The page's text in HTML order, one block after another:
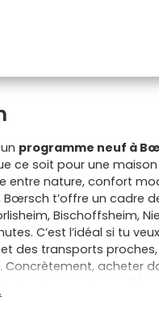
programme neuf à
ce soit pour une
entre nature, confort
Bœrsch t’offre un cadre
Bischoffsheim,
C’est l’idéal si tu
des transports proches,
Concrètement, acheter
de garanties
énergétiques RE2020